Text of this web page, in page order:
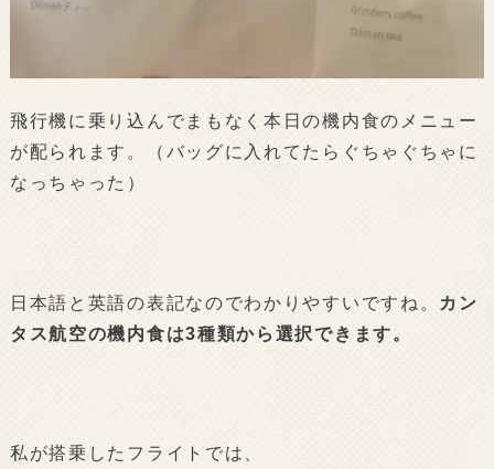
飛行機に乗り込んでまもなく本日の機内食のメニュー
が配られます。（バッグに入れてたらぐちゃぐちゃに
なっちゃった）
日本語と英語の表記なのでわかりやすいですね。 カン
タス航空の機内食は3種類から選択できます。
私が搭乗したフライトでは、